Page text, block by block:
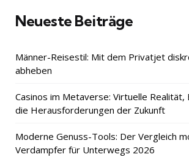
Neueste Beiträge
Männer-Reisestil: Mit dem Privatjet
abheben
Casinos im Metaverse: Virtuelle Realität,
die Herausforderungen der Zukunft
Moderne Genuss-Tools: Der Vergleich
Verdampfer für Unterwegs 2026